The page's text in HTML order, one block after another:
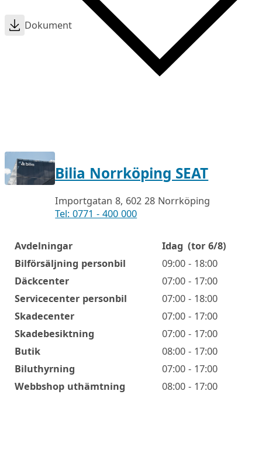
Dokument
Bilia Norrköping SEAT
Importgatan 8, 602 28 Norrköping
Tel: 0771 - 400 000
Öppettider
Avdelningar Idag (tor 6/8)
Bilförsäljning personbil
09:00 - 18:00
Däckcenter
07:00 - 17:00
Servicecenter personbil
07:00 - 18:00
Skadecenter
07:00 - 17:00
Skadebesiktning
07:00 - 17:00
Butik
08:00 - 17:00
Biluthyrning
07:00 - 17:00
Webbshop uthämtning
08:00 - 17:00